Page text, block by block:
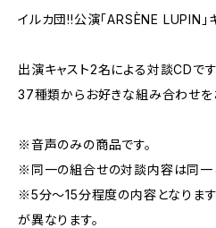
イルカ団!!公演「ARSÈNE LUPIN」
出演キャスト2名による対談CDです
37種類からお好きな組み合わせを
※音声のみの商品です。
※同一の組合せの対談内容は同一
※5分～15分程度の内容となりま
が異なります。